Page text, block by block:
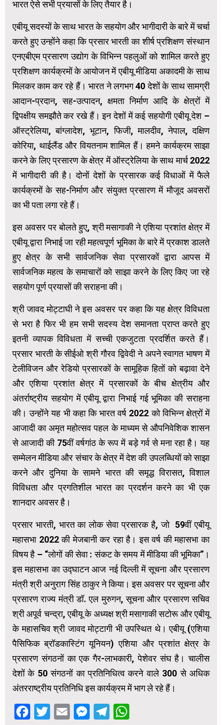
भारत ऐसे सभी प्रयासों के लिए तैयार है।
एबीयू सदस्यों के साथ भारत के सहयोग और भागीदारी के बारे में चर्चा
करते हुए उन्‍होंने कहा कि प्रसार भारती का शीर्ष प्रशिक्षण संस्थान
एनएबीएम प्रसारण उद्योग के विभिन्न पहलुओं को शामिल करते हुए
प्रशिक्षण कार्यक्रमों के आयोजन में एबीयू मीडिया अकादमी के साथ
मिलकर काम कर रहे हैं। भारत ने लगभग 40 देशों के साथ सामग्री
आदान-प्रदान, सह-उत्पादन, क्षमता निर्माण आदि के क्षेत्रों में
द्विपक्षीय समझौते कर रखे हैं। इन देशों में कई सहयोगी एबीयू देश –
ऑस्ट्रेलिया, बांग्लादेश, भूटान, फिजी, मालदीव, नेपाल, दक्षिण
कोरिया, थाईलैंड और वियतनाम शामिल हैं। हमने कार्यक्रम साझा
करने के लिए प्रसारण के क्षेत्र में ऑस्ट्रेलिया के साथ मार्च 2022
में भागीदारी की है। दोनों देशों के प्रसारक कई विधाओं में फैले
कार्यक्रमों के सह-निर्माण और संयुक्त प्रसारण में मौजूद अवसरों
का भी पता लगा रहे हैं।
इस अवसर पर बोलते हुए, श्री मसागाकी ने एशिया प्रशांत क्षेत्र में
एबीयू द्वारा निभाई जा रही महत्वपूर्ण भूमिका के बारे में प्रकाश डालते
हुए क्षेत्र के सभी सार्वजनिक सेवा प्रसारकों द्वारा आपस में
सार्वजनिक महत्व के समाचारों को साझा करने के लिए किए जा रहे
सहयोग पूर्ण प्रयासों की सराहना की।
श्री जावद मोट्टाघी ने इस अवसर पर कहा कि यह क्षेत्र विविधता
से भरा है फिर भी हम सभी सदस्य देश समानता प्राप्‍त करते हुए
इतनी व्यापक विविधता में सच्ची एकजुटता प्रदर्शित करते हैं।
प्रसार भारती के सीईओ श्री गौरव द्विवेदी ने अपने स्वागत भाषण में
टेलीविजन और रेडियो प्रसारकों के सामूहिक हितों को बढ़ावा देने
और एशिया प्रशांत क्षेत्र में प्रसारकों के बीच क्षेत्रीय और
अंतर्राष्ट्रीय सहयोग में एबीयू द्वारा निभाई गई भूमिका की सराहना
की। उन्होंने यह भी कहा कि भारत वर्ष 2022 को विभिन्न क्षेत्रों में
आजादी का अमृत महोत्सव पहल के माध्यम से औपनिवेशिक शासन
से आजादी की 75वीं वर्षगांठ के रूप में बड़े गर्व से मना रहा है। यह
सम्मेलन मीडिया और संचार के क्षेत्र में देश की उपलब्धियों को साझा
करने और दुनिया के सामने भारत की समृद्ध विरासत, विशाल
विविधता और प्रगतिशील भारत का प्रदर्शन करने का भी एक
शानदार अवसर है।
प्रसार भारती, भारत का लोक सेवा प्रसारक है, जो 59वीं एबीयू
महासभा 2022 की मेजबानी कर रहा है। इस वर्ष की महासभा का
विषय है – “लोगों की सेवा : संकट के समय में मीडिया की भूमिका”।
इस महासभा का उद्घाटन आज नई दिल्ली में सूचना और प्रसारण
मंत्री श्री अनुराग सिंह ठाकुर ने किया। इस अवसर पर सूचना और
प्रसारण राज्य मंत्री डॉ. एल मुरुगन, सूचना औार प्रसारण सचिव
श्री अपूर्व चन्द्रा, एबीयू के अध्यक्ष श्री मसागाकी सटोरू और एबीयू
के महासचिव श्री जावद मोट्टागी भी उपस्थित थे। एबीयू (एशिया
पैसिफिक ब्रॉडकास्टिंग यूनियन) एशिया और प्रशांत क्षेत्र के
प्रसारण संगठनों का एक गैर-लाभकारी, पेशेवर संघ है। चालीस
देशों के 50 संगठनों का प्रतिनिधित्व करने वाले 300 से अधिक
अंतरराष्ट्रीय प्रतिनिधि इस कार्यक्रम में भाग ले रहे हैं।
Facebook
Twitter
EmailMessenger
Telegram